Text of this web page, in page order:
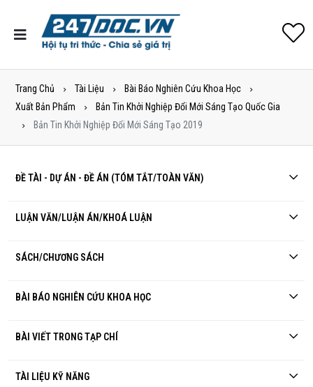
Trang Chủ Tài Liệu
Bài Báo Nghiên Cứu Khoa Học
Xuất Bản Phẩm
Bản Tin Khởi Nghiệp Đổi Mới Sáng Tạo Quốc Gia
Bản Tin Khởi Nghiệp Đổi Mới Sáng Tạo 2019
ĐỀ TÀI - DỰ ÁN - ĐỀ ÁN (TÓM TẮT/TOÀN VĂN)
LUẬN VĂN/LUẬN ÁN/KHOÁ LUẬN
SÁCH/CHƯƠNG SÁCH
BÀI BÁO NGHIÊN CỨU KHOA HỌC
BÀI VIẾT TRONG TẠP CHÍ
TÀI LIỆU KỸ NĂNG